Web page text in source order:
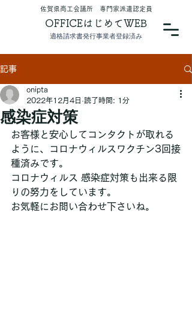
OFFICEはじめてWEB
​佐賀県商工会議所 専門家派遣認定員
適格請求書発行事業者登録済み
記事
感染症対策
onipta
2022年12月4日 読了時間: 1分
お客様と安心してコンタクトが取れる
ように、コロナウィルスワクチン3回接
種済みです。
コロナウィルス 感染症対策も出来る限
りの努力をしています。
お気軽にお問い合わせ下さいね。